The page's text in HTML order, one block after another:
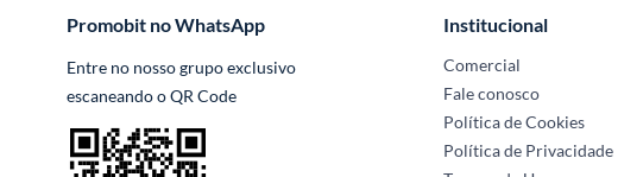
Promobit no WhatsApp
Entre no nosso grupo exclusivo
escaneando o QR Code
Institucional
Comercial
Fale conosco
Política de Cookies
Política de Privacidade